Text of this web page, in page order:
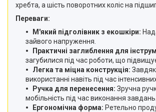
хребта, а шість поворотних коліс на
Переваги:
М'який підголівник з екошкіри:
зайвого напруження.
Практичні заглиблення для
загубилися під час роботи, що
Легка та міцна конструкція:
використанні навіть під час
Ручка для перенесення: Зручна
мобільність під час виконання завдань.
Ергономічна форма: Ретельно